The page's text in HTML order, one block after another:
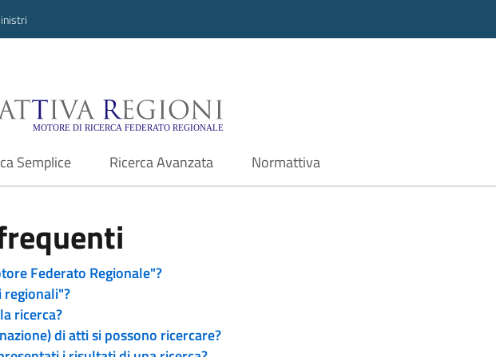
Regioni - Motore di ricerca
Semplice Ricerca Avanzata Normattiva
Federato Regionale"?
regionali"?
ricerca?
di atti si possono ricercare?